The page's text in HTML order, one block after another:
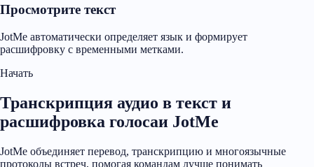
Просмотрите текст
JotMe автоматически определяет язык и формирует
расшифровку с временными метками.
Начать
Транскрипция аудио в текст и
расшифровка голосаи JotMe
JotMe объединяет перевод, транскрипцию и многоязычные
протоколы встреч, помогая командам лучше понимать